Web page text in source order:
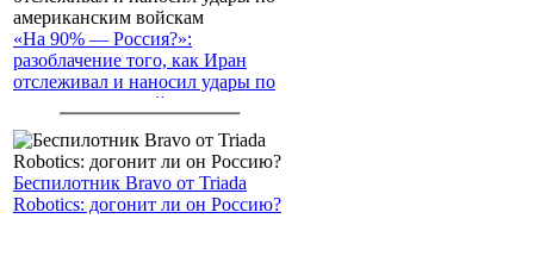
«На 90% — Россия?»:
разоблачение того, как Иран
отслеживал и наносил удары по
американским войскам
Беспилотник Bravo от Triada
Robotics: догонит ли он Россию?